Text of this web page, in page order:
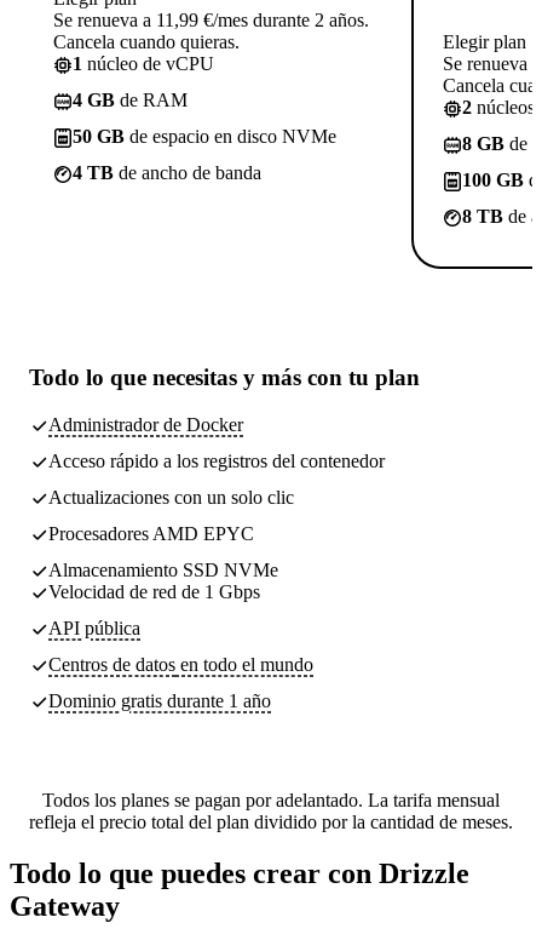
Se renueva a 11,99 €/mes durante 2 años.
Cancela cuando quieras.
1 núcleo de vCPU
4 GB de RAM
50 GB de espacio en disco NVMe
4 TB de ancho de banda
Elegir plan
Se renueva
Cancela
2 núcleos
8 GB de
100 GB
8 TB de
Todo lo que necesitas y más con tu plan
Administrador de Docker
Acceso rápido a los registros del contenedor
Actualizaciones con un solo clic
Procesadores AMD EPYC
Almacenamiento SSD NVMe
Velocidad de red de 1 Gbps
API pública
Centros de datos en todo el mundo
Dominio gratis durante 1 año
Todos los planes se pagan por adelantado. La tarifa mensual
refleja el precio total del plan dividido por la cantidad de meses.
Todo lo que puedes crear con Drizzle
Gateway